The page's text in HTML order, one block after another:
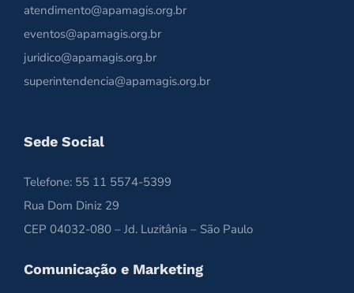
atendimento@apamagis.org.br
eventos@apamagis.org.br
juridico@apamagis.org.br
superintendencia@apamagis.org.br
Sede Social
Telefone: 55 11 5574-5399
Rua Dom Diniz 29
CEP 04032-080 – Jd. Luzitânia – São Paulo
Comunicação e Marketing